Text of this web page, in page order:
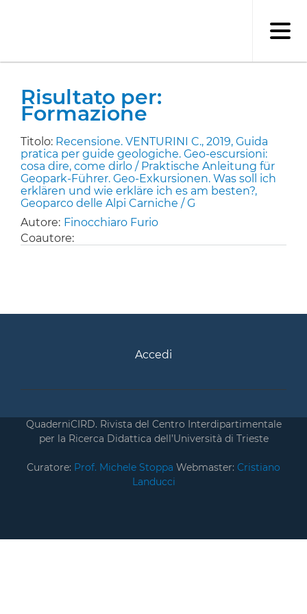
Risultato per:
Formazione
Titolo: Recensione. VENTURINI C., 2019, Guida
pratica per guide geologiche. Geo-escursioni:
cosa dire, come dirlo / Praktische Anleitung für
Geopark-Führer. Geo-Exkursionen. Was soll ich
erklären und wie erkläre ich es am besten?,
Geoparco delle Alpi Carniche / G
Autore: Finocchiaro Furio
Coautore:
Accedi
QuaderniCIRD. Rivista del Centro Interdipartimentale
per la Ricerca Didattica dell’Università di Trieste
Curatore: Prof. Michele Stoppa Webmaster: Cristiano
Landucci